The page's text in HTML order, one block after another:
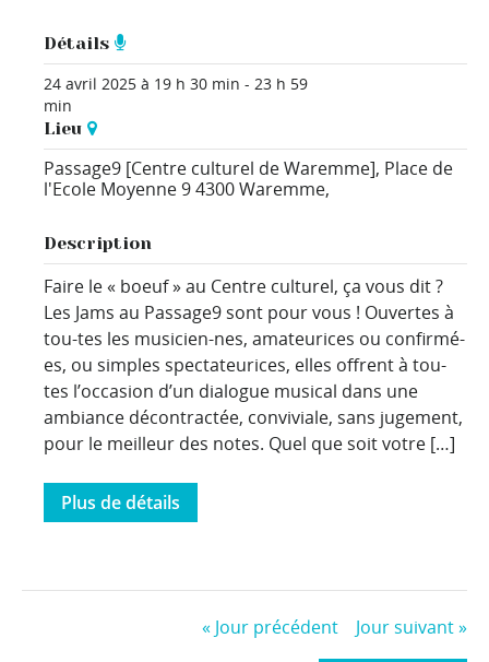
Détails
24 avril 2025 à 19 h 30 min -23 h 59
min
Lieu
Passage9 [Centre culturel de Waremme], Place de
l'Ecole Moyenne 94300 Waremme,
Description
Faire le « boeuf » au Centre culturel, ça vous dit ?
Les Jams au Passage9 sont pour vous ! Ouvertes à
tou-tes les musicien-nes, amateurices ou confirmé-
es, ou simples spectateurices, elles offrent à tou-
tes l’occasion d’un dialogue musical dans une
ambiance décontractée, conviviale, sans jugement,
pour le meilleur des notes. Quel que soit votre […]
Plus de détails
« Jour précédent Jour suivant»